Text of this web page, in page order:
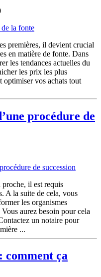
premières, il devient crucial
en matière de fonte. Dans
les tendances actuelles du
les prix les plus
vos achats tout
procédure de
proche, il est requis
A la suite de cela, vous
les organismes
Vous aurez besoin pour cela
un notaire pour
...
comment ça